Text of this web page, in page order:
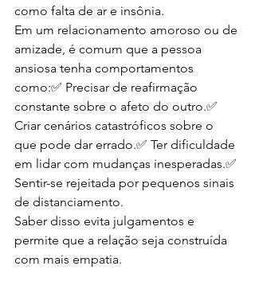
como falta de ar e insônia.
Em um relacionamento amoroso ou de
amizade, é comum que a pessoa
ansiosa tenha comportamentos
como:✅ Precisar de reafirmação
constante sobre o afeto do outro.✅
Criar cenários catastróficos sobre o
que pode dar errado.✅ Ter dificuldade
em lidar com mudanças inesperadas.✅
Sentir-se rejeitada por pequenos sinais
de distanciamento.
Saber disso evita julgamentos e
permite que a relação seja construída
com mais empatia.